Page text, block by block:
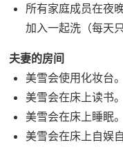
所有家庭成员在夜
加入一起洗（每天
夫妻的房间
美雪会使用化妆台。
美雪会在床上读书。
美雪会在床上睡眠。
美雪会在床上自娱自